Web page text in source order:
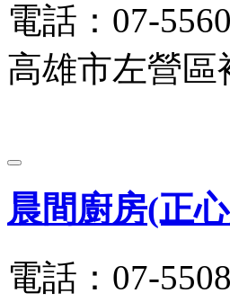
電話：07-
高雄市左營區
晨間廚房(正
電話：07-